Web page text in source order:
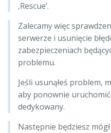
‚Rescue’.
Zalecamy więc
serwerze i usunięcie
zabezpieczeniach
problemu.
Jeśli usunąłeś problem,
aby ponownie
dedykowany.
Następnie będziesz